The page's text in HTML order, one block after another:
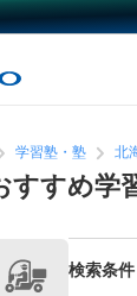
学習塾・塾 北
すすめ学
検索条件